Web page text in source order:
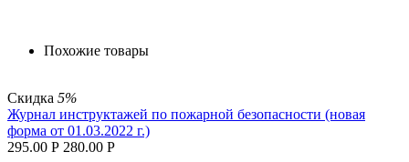
Похожие товары
Скидка 5%
Журнал инструктажей по пожарной безопасности (новая
форма от 01.03.2022 г.)
295.00 Р 280.00 Р